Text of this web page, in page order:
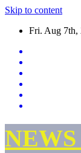
Skip to content
Fri. Aug 7th,